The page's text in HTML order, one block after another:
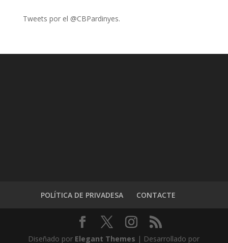
Tweets por el @CBPardinyes.
POLÍTICA DE PRIVADESA CONTACTE
Diseñado por Elegant Themes | Desarrollado por